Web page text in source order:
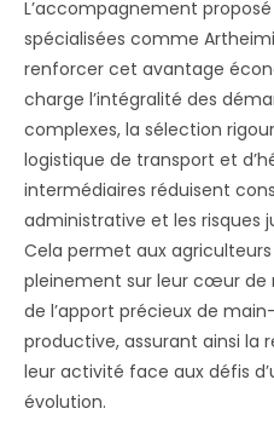
L’accompagnement
spécialisées comme
renforcer cet avantage
charge l’intégralité des
complexes, la sélection
logistique de transport et
intermédiaires réduisent
administrative et les risques
Cela permet aux
pleinement sur leur cœur
de l’apport précieux de
productive, assurant ainsi la
leur activité face aux défis
évolution.